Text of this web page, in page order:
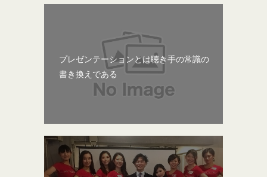
プレゼンテーションとは聴き手の常識の
書き換えである